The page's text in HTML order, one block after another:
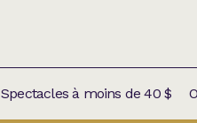
Spectacles à moins de 40 $